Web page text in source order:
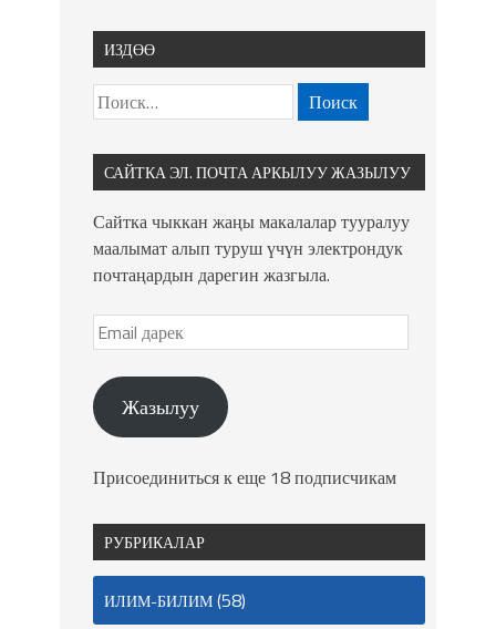
ИЗДӨӨ
САЙТКА ЭЛ. ПОЧТА АРКЫЛУУ ЖАЗЫЛУУ
Сайтка чыккан жаңы макалалар тууралуу
маалымат алып туруш үчүн электрондук
почтаңардын дарегин жазгыла.
Жазылуу
Присоединиться к еще 18 подписчикам
РУБРИКАЛАР
ИЛИМ-БИЛИМ(58)